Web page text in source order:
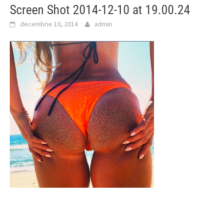
Screen Shot 2014-12-10 at 19.00.24
decembrie 10, 2014 admin